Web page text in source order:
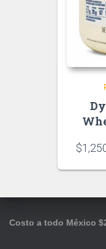
$
Costo a todo México